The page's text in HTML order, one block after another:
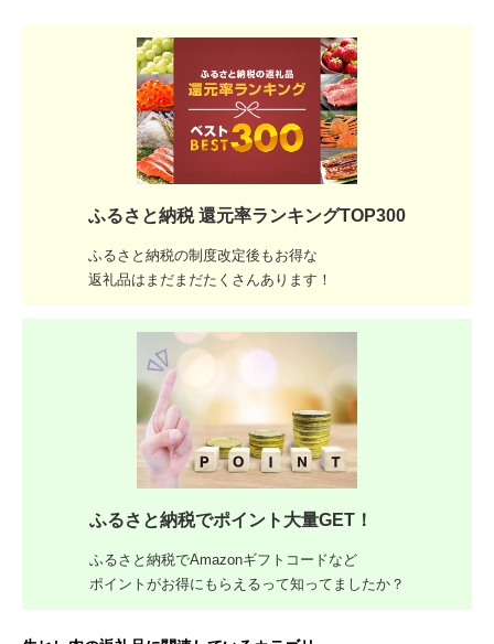
ふるさと納税 還元率ランキングTOP300
ふるさと納税の制度改定後もお得な
返礼品はまだまだたくさんあります！
ふるさと納税でポイント大量GET！
ふるさと納税でAmazonギフトコードなど
ポイントがお得にもらえるって知ってましたか？